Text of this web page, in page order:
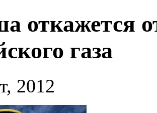
откажется
газа
2012